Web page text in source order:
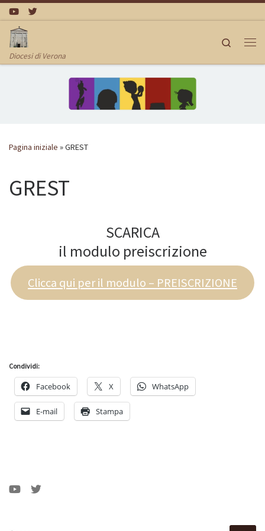
Passa al contenuto
Diocesi di Verona
Search
Pagina iniziale »GREST
GREST
SCARICA
il modulo preiscrizione
Clicca qui per il modulo – PREISCRIZIONE
Condividi:
Facebook X WhatsApp
E-mail Stampa